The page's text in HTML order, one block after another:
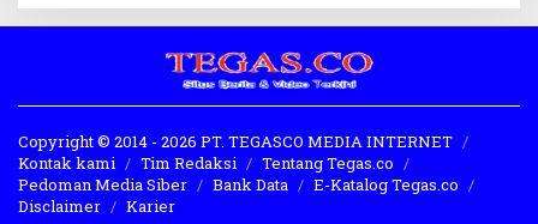
Copyright © 2014 - 2026 PT. TEGASCO MEDIA INTERNET
Kontak kami
Tim Redaksi
Tentang Tegas.co
Pedoman Media Siber
Bank Data
E-Katalog Tegas.co
Disclaimer
Karier